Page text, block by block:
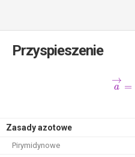
Przyspieszenie
a
→
=
Zasady azotowe
Pirymidynowe